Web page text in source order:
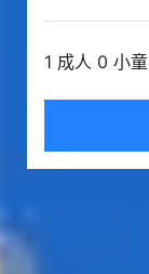
1 成人 0 小童